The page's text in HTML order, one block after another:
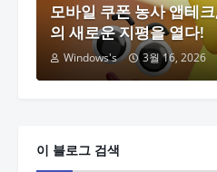
모바일 쿠폰 농사 앱테
의 새로운 지평을 열다!
Windows's 3월 16, 2026
이 블로그 검색